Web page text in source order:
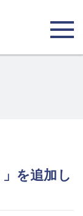
を追加し